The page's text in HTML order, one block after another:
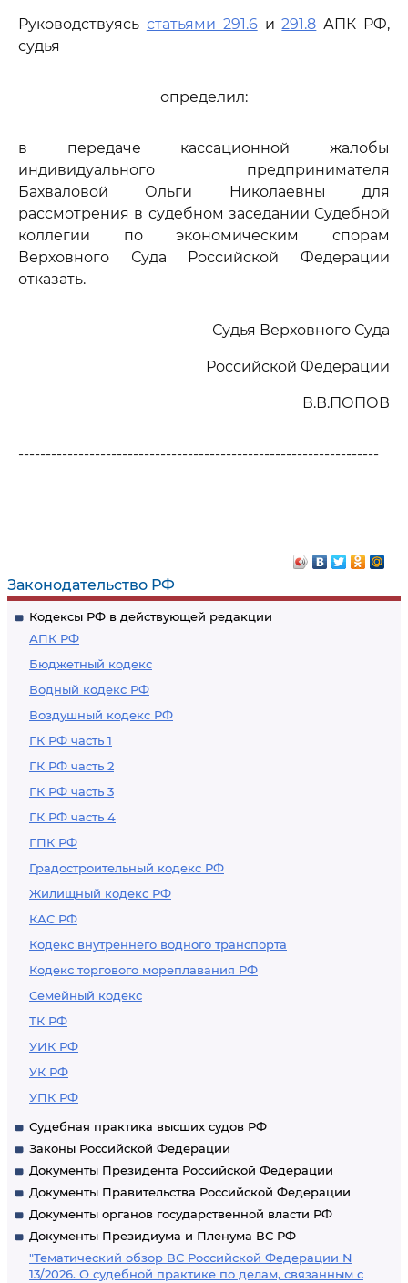
Законодательство РФ
Кодексы РФ в действующей редакции
АПК РФ
Бюджетный кодекс
Водный кодекс РФ
Воздушный кодекс РФ
ГК РФ часть 1
ГК РФ часть 2
ГК РФ часть 3
ГК РФ часть 4
ГПК РФ
Градостроительный кодекс РФ
Жилищный кодекс РФ
КАС РФ
Кодекс внутреннего водного транспорта
Кодекс торгового мореплавания РФ
Семейный кодекс
ТК РФ
УИК РФ
УК РФ
УПК РФ
Судебная практика высших судов РФ
Законы Российской Федерации
Документы Президента Российской Федерации
Документы Правительства Российской Федерации
Документы органов государственной власти РФ
Документы Президиума и Пленума ВС РФ
"Тематический обзор ВС Российской Федерации N
13/2026. О судебной практике по делам, связанным с
Руководствуясь статьями 291.6и291.8 АПК РФ,
судья
определил:
в передаче кассационной жалобы
индивидуального предпринимателя
Бахваловой Ольги Николаевны для
рассмотрения в судебном заседании Судебной
коллегии по экономическим спорам
Верховного Суда Российской Федерации
отказать.
Судья Верховного Суда
Российской Федерации
В.В.ПОПОВ
------------------------------------------------------------------